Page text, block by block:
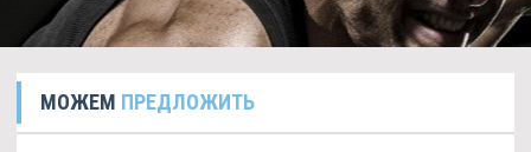
МОЖЕМ ПРЕДЛОЖИТЬ